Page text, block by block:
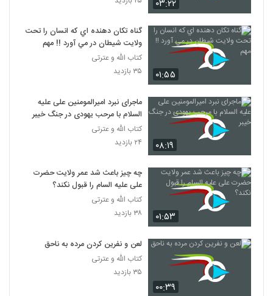
۰۳:۲۲
۰۱:۵۵
گناه تکان دهنده اي که انسان را تحت
ولايت شيطان در مي آورد !! مهم
کتاب الله و عترتی
۳۵ بازدید
۰۸:۱۹
ماجرای نبرد امیرالمومنین علی علیه
السلام با مرحب یهودی در جنگ خیبر
کتاب الله و عترتی
۲۴ بازدید
۰۱:۵۳
چه چیز باعث شد عمر ولایت حضرت
علی علیه السام را قبول نکند؟
کتاب الله و عترتی
۳۸ بازدید
۰۰:۳۹
لعن و نفرين کردن مرده به ناحق
کتاب الله و عترتی
۳۵ بازدید